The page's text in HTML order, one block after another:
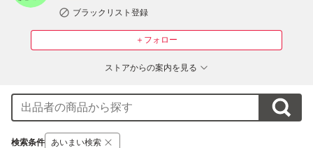
＋フォロー
ブラックリスト登録
ストアからの案内を見る
検索条件 あいまい検索